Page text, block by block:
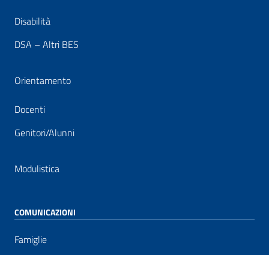
Disabilità
DSA – Altri BES
Orientamento
Docenti
Genitori/Alunni
Modulistica
COMUNICAZIONI
Famiglie